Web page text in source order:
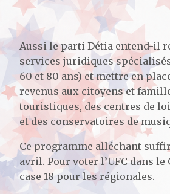
Aussi le parti Détia entend-il
services juridiques
60 et 80 ans) et mettre en
revenus aux citoyens et
touristiques, des centres de
et des conservatoires de
Ce programme alléchant
avril. Pour voter l’UFC dans
case 18 pour les régionales.